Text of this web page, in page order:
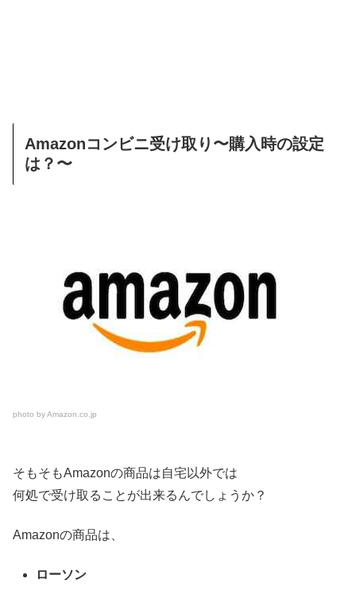
Amazonコンビニ受け取り〜購入時の設定
は？〜
photo by Amazon.co.jp
そもそもAmazonの商品は自宅以外では
何処で受け取ることが出来るんでしょうか？
Amazonの商品は、
ローソン